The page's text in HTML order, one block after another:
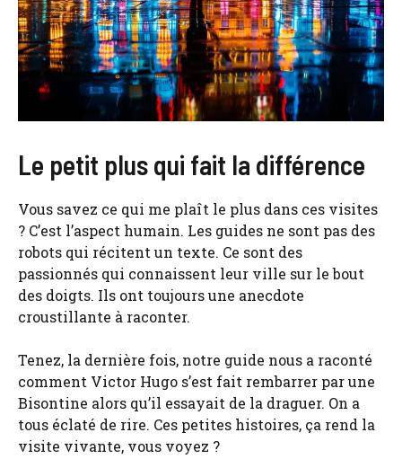
Le petit plus qui fait la différence
Vous savez ce qui me plaît le plus dans ces visites
? C’est l’aspect humain. Les guides ne sont pas des
robots qui récitent un texte. Ce sont des
passionnés qui connaissent leur ville sur le bout
des doigts. Ils ont toujours une anecdote
croustillante à raconter.
Tenez, la dernière fois, notre guide nous a raconté
comment Victor Hugo s’est fait rembarrer par une
Bisontine alors qu’il essayait de la draguer. On a
tous éclaté de rire. Ces petites histoires, ça rend la
visite vivante, vous voyez ?